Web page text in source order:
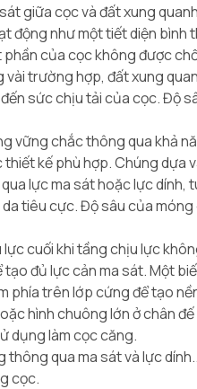
giữa cọc và đất xung
động như một tiết diện bình
của cọc không được
trường hợp, đất xung
sức chịu tải của cọc. Độ
vững chắc thông qua khả
kế phù hợp. Chúng dựa
lực ma sát hoặc lực dính,
tiêu cực. Độ sâu của
cuối khi tầng chịu lực
đủ lực cản ma sát. Một
phía trên lớp cứng để tạo
hình chuông lớn ở chân
dụng làm cọc căng.
qua ma sát và lực
cọc.